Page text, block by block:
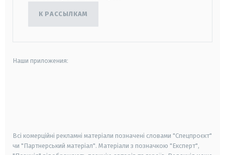
К РАССЫЛКАМ
Наши приложения:
Всі комерційні рекламні матеріали позначені словами "Спецпроєкт"
чи "Партнерський матеріал". Матеріали з позначкою "Експерт",